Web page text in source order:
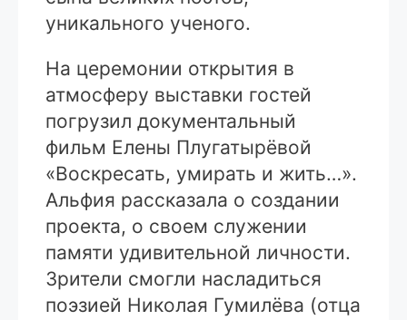
уникального ученого.
На церемонии открытия в
атмосферу выставки гостей
погрузил документальный
фильм Елены Плугатырёвой
«Воскресать, умирать и жить…».
Альфия рассказала о создании
проекта, о своем служении
памяти удивительной личности.
Зрители смогли насладиться
поэзией Николая Гумилёва (отца